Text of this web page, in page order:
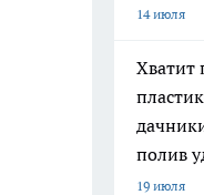
14 июля
Хватит
полив
19 июля